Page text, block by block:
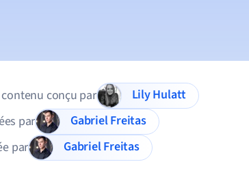
conçu par
Lily Hulatt
par
Gabriel Freitas
par
Gabriel Freitas